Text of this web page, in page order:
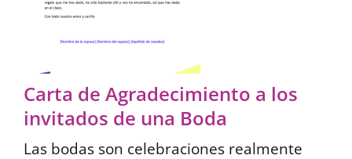
Carta de Agradecimiento a los
invitados de una Boda
Las bodas son celebraciones realmente